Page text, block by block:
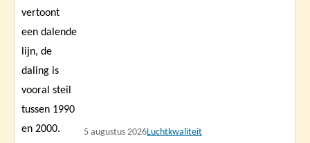
5 augustus 2026Luchtkwaliteit